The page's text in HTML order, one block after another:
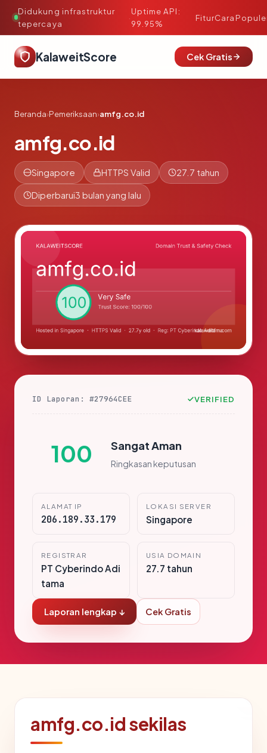
Didukung infrastruktur
tepercaya
·
Uptime API:
99.95%
FiturCara
KalaweitScore Cek Gratis
Beranda›Pemeriksaan›amfg.co.id
amfg.co.id
Singapore HTTPS Valid 27.7 tahun
Diperbarui3 bulan yang lalu
ID Laporan: #27964CEE VERIFIED
100 Sangat Aman
Ringkasan keputusan
ALAMAT IP
206.189.33.179
LOKASI SERVER
Singapore
REGISTRAR
PT Cyberindo Adi
tama
USIA DOMAIN
27.7 tahun
Laporan lengkap ↓ Cek Gratis
amfg.co.id sekilas